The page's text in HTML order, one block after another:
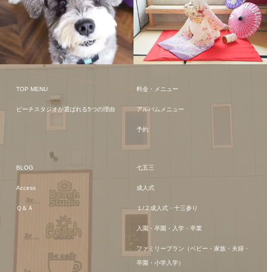
TOP MENU
ビーチスタジオが選ばれる5つの理由
料金・メニュー
アルバムメニュー
予約
BLOG
Access
Ｑ＆Ａ
七五三
成人式
１/２成人式・十三参り
入園・卒園・入学・卒業
ファミリープラン（ベビー・家族・夫婦・
卒園・小学入学）